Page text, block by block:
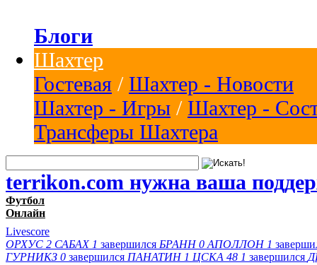
Блоги
Шахтер
Гостевая / Шахтер - Новости
Шахтер - Игры / Шахтер -
Трансферы Шахтера
terrikon.com нужна ваша
Футбол
Онлайн
Livescore
ОРХУС 2 САБАХ 1 завершился БРАНН 0 АПОЛЛОН 1
ГУРНИКЗ 0 завершился ПАНАТИН 1 ЦСКА 48 1 завершился